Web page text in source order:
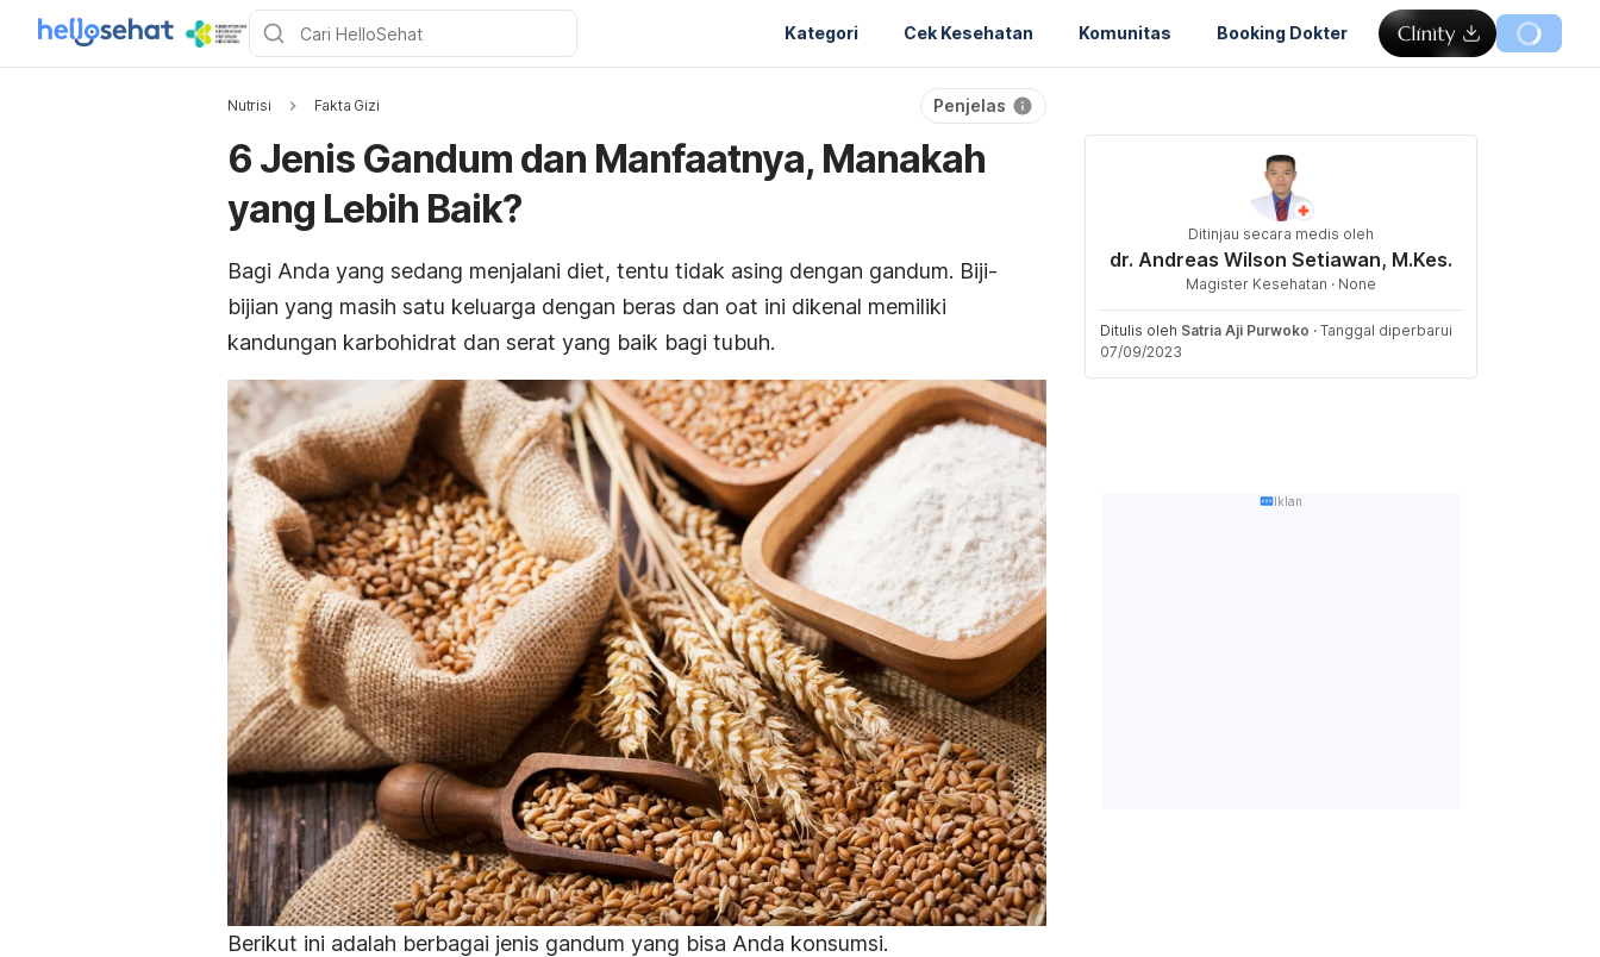
Kategori Cek Kesehatan Komunitas Booking Dokter
Nutrisi Fakta Gizi Penjelas
6 Jenis Gandum dan Manfaatnya, Manakah
yang Lebih Baik?
Bagi Anda yang sedang menjalani diet, tentu tidak asing dengan gandum. Biji-
bijian yang masih satu keluarga dengan beras dan oat ini dikenal memiliki
kandungan karbohidrat dan serat yang baik bagi tubuh.
Berikut ini adalah berbagai jenis gandum yang bisa Anda konsumsi.
Ditinjau secara medis oleh
dr. Andreas Wilson Setiawan, M.Kes.
Magister Kesehatan · None
Ditulis oleh Satria Aji Purwoko · Tanggal diperbarui
07/09/2023
Iklan